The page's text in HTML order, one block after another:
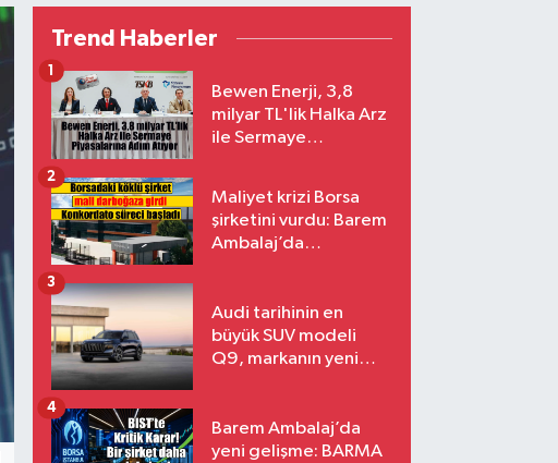
Trend Haberler
Bewen Enerji, 3,8
milyar TL'lik Halka Arz
ile Sermaye
1
Maliyet krizi Borsa
şirketini vurdu: Barem
Ambalaj’da
2
Audi tarihinin en
büyük SUV modeli
Q9, markanın yeni
3
Barem Ambalaj’da
yeni gelişme: BARMA
4